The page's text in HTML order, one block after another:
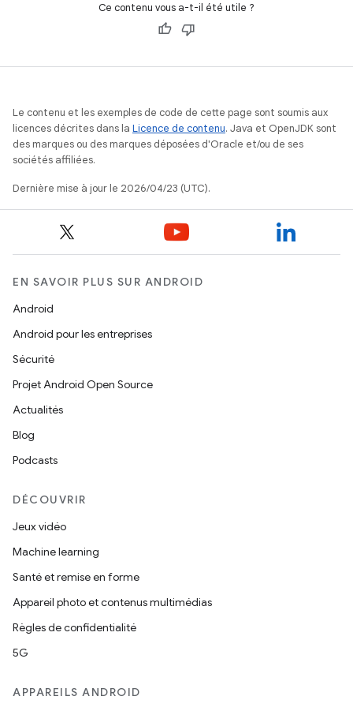
Ce contenu vous a-t-il été utile ?
Le contenu et les exemples de code de cette page sont soumis aux
licences décrites dans la Licence de contenu. Java et OpenJDK sont
des marques ou des marques déposées d'Oracle et/ou de ses
sociétés affiliées.
Dernière mise à jour le 2026/04/23 (UTC).
EN SAVOIR PLUS SUR ANDROID
Android
Android pour les entreprises
Sécurité
Projet Android Open Source
Actualités
Blog
Podcasts
DÉCOUVRIR
Jeux vidéo
Machine learning
Santé et remise en forme
Appareil photo et contenus multimédias
Règles de confidentialité
5G
APPAREILS ANDROID